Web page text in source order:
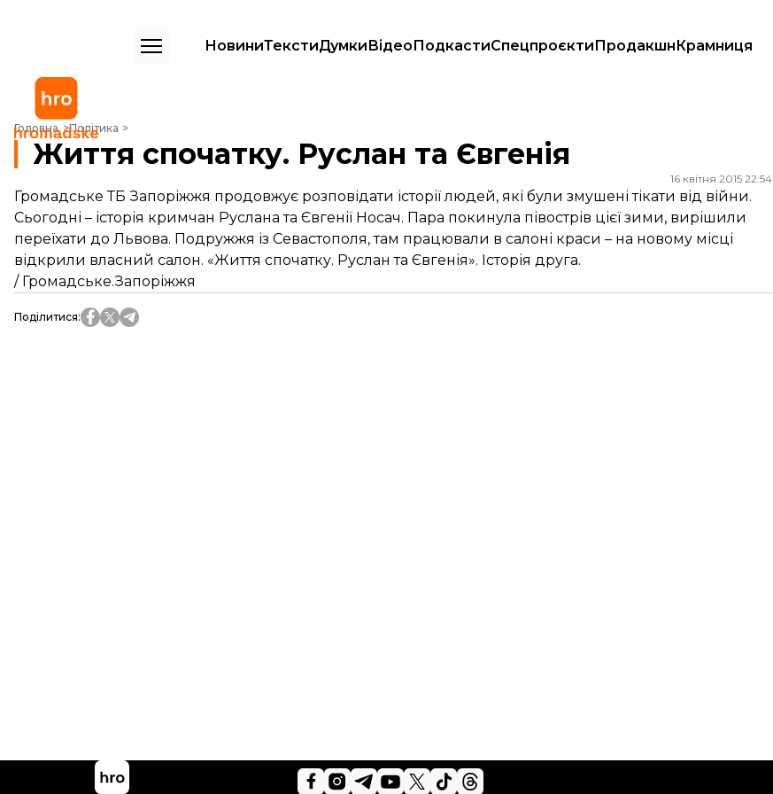
НовиниТекстиДумкиВідеоПодкастиСпецпроєктиПродакшнКрамниця
Головна Політика
Життя спочатку. Руслан та Євгенія
Життя спочатку. Руслан та Євгенія
16 квітня 2015 22:54
Громадське ТБ Запоріжжя продовжує розповідати історії людей, які були змушені тікати від війни.
Сьогодні – історія кримчан Руслана та Євгенії Носач. Пара покинула півострів цієї зими, вирішили
переїхати до Львова. Подружжя із Севастополя, там працювали в салоні краси – на новому місці
відкрили власний салон. «Життя спочатку. Руслан та Євгенія». Історія друга.
/ Громадське.Запоріжжя
Поділитися: